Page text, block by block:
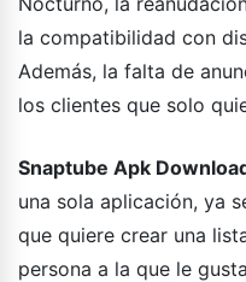
la compatibilidad con
Además, la falta de
los clientes que solo
Snaptube Apk
una sola aplicación, ya
que quiere crear una
persona a la que le